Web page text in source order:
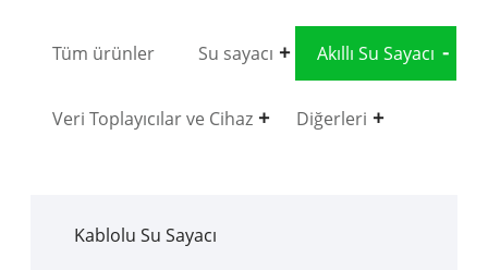
Tüm ürünler Su sayacı Akıllı Su Sayacı
Veri Toplayıcılar ve Cihaz Diğerleri
Kablolu Su Sayacı